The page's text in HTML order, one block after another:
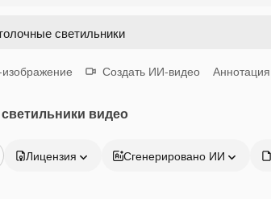
Создать ИИ-видео Аннотация
видео
Лицензия Сгенерировано ИИ